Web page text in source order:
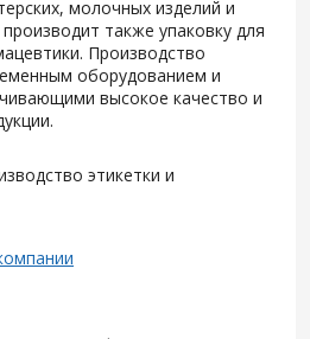
молочных изделий и
также упаковку для
Производство
оборудованием и
высокое качество и
этикетки и